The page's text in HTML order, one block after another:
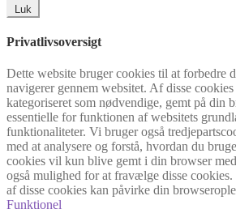
Luk
Privatlivsoversigt
Dette website bruger cookies til at forbedre
navigerer gennem websitet. Af disse
kategoriseret som nødvendige, gemt på din
essentielle for funktionen af websitets
funktionaliteter. Vi bruger også
med at analysere og forstå, hvordan du
cookies vil kun blive gemt i din browser
også mulighed for at fravælge disse
af disse cookies kan påvirke din
Funktionel